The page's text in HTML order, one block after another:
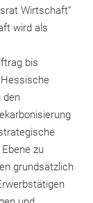
Wirtschaft“
wird als
bis
den
zu
grundsätzlich